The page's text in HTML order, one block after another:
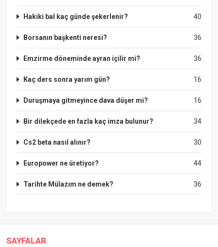
40
Hakiki bal kaç günde şekerlenir?
36
Borsanın başkenti neresi?
36
Emzirme döneminde ayran içilir mi?
16
Kaç ders sonra yarım gün?
16
Duruşmaya gitmeyince dava düşer mi?
34
Bir dilekçede en fazla kaç imza bulunur?
30
Cs2 beta nasıl alınır?
44
Europower ne üretiyor?
36
Tarihte Mülazım ne demek?
SAYFALAR